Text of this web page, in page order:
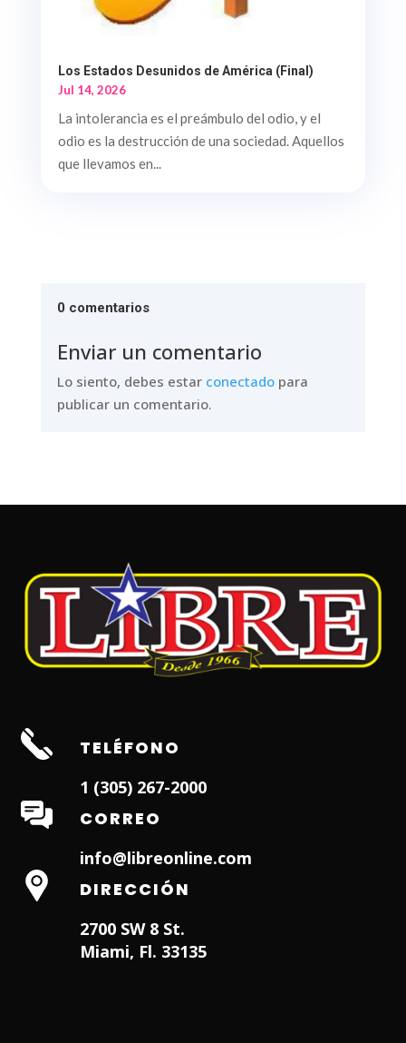
Los Estados Desunidos de América (Final)
Jul 14, 2026
La intolerancia es el preámbulo del odio, y el
odio es la destrucción de una sociedad. Aquellos
que llevamos en...
0 comentarios
Enviar un comentario
Lo siento, debes estar conectadopara
publicar un comentario.
TELÉFONO
1 (305) 267-2000
CORREO
info@libreonline.com
DIRECCIÓN
2700 SW 8 St.
Miami, Fl. 33135